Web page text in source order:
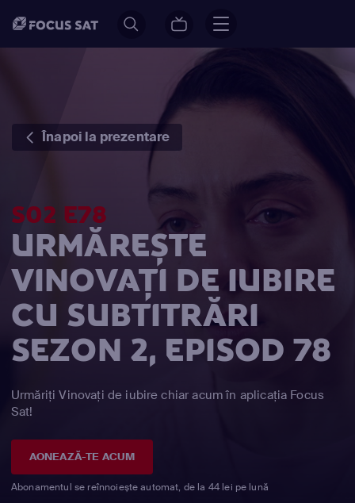
Înapoi la prezentare
S02 E78
URMĂREȘTE
VINOVAŢI DE IUBIRE
CU SUBTITRĂRI
SEZON 2, EPISOD 78
Urmăriți Vinovaţi de iubire chiar acum în aplicația Focus
Sat!
AONEAZĂ-TE ACUM
Abonamentul se reînnoiește automat, de la 44 lei pe lună